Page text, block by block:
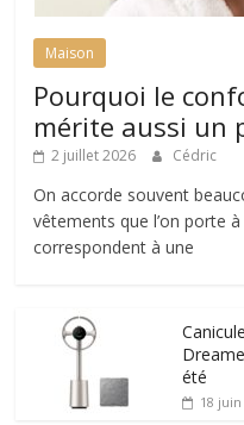
Maison
Pourquoi le
mérite aussi un
2 juillet 2026 Cédric
On accorde souvent
vêtements que l’on porte à
correspondent à une
été
18 juin